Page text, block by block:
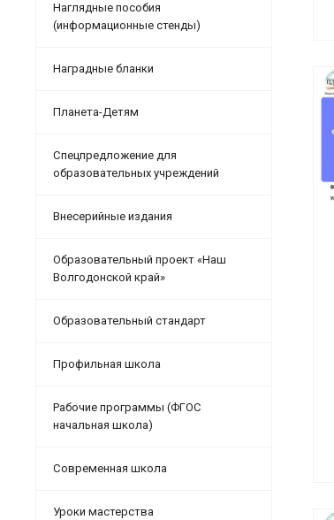
Наглядные пособия
(информационные стенды)
Наградные бланки
Планета-Детям
Спецпредложение для
образовательных учреждений
Внесерийные издания
Образовательный проект «Наш
Волгодонской край»
Образовательный стандарт
Профильная школа
Рабочие программы (ФГОС
начальная школа)
Современная школа
Уроки мастерства